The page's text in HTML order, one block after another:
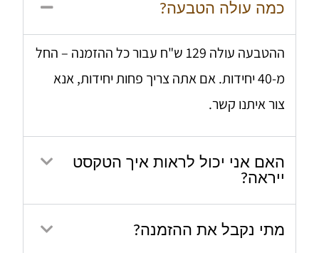
כמה עולה הטבעה?
ההטבעה עולה 129 ש"ח עבור כל ההזמנה – החל
מ-40 יחידות. אם אתה צריך פחות יחידות, אנא
צור איתנו קשר.
האם אני יכול לראות איך הטקסט
ייראה?
מתי נקבל את ההזמנה?